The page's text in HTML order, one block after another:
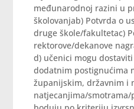
međunarodnoj razini u
školovanjab) Potvrda o
druge škole/fakultetac)
rektorove/dekanove
d) učenici mogu
dodatnim postignućima
županijskim, državnim i
natjecanjima/